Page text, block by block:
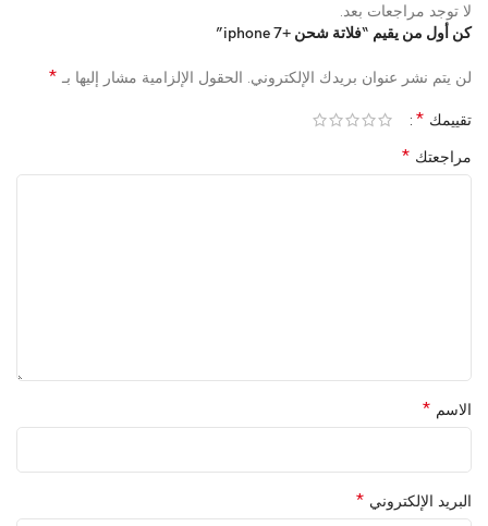
لا توجد مراجعات بعد.
كن أول من يقيم “فلاتة شحن +iphone 7”
لن يتم نشر عنوان بريدك الإلكتروني. الحقول الإلزامية مشار إليها بـ *
تقييمك *
مراجعتك *
الاسم *
البريد الإلكتروني *